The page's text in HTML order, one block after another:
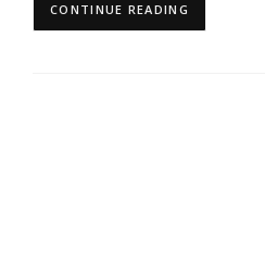
CONTINUE READING